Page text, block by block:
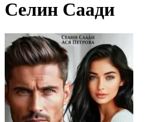
Селин Саади